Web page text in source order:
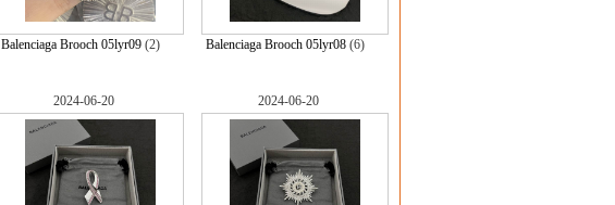
Balenciaga Brooch 05lyr09 (2) Balenciaga Brooch 05lyr08 (6)
2024-06-20 2024-06-20